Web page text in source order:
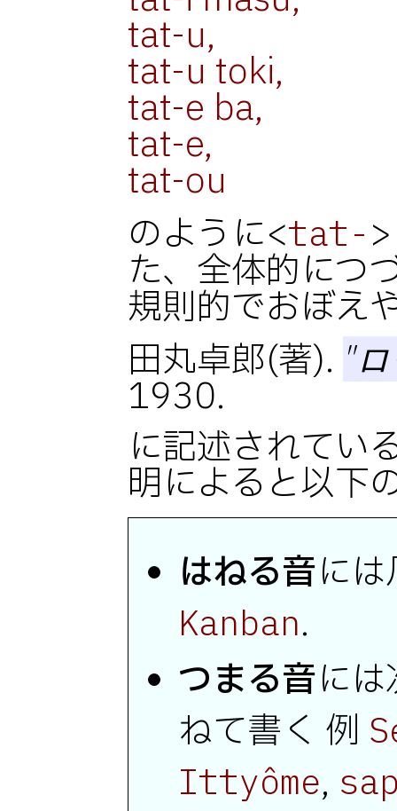
tat-u,
tat-u toki,
tat-e ba,
tat-e,
tat-ou
のように<tat-
た、全体的につ
規則的でおぼえ
田丸卓郎(著). "
1930.
に記述されてい
明によると以下
はねる音に
Kanban.
つまる音に
ねて書く 例
Ittyôme,